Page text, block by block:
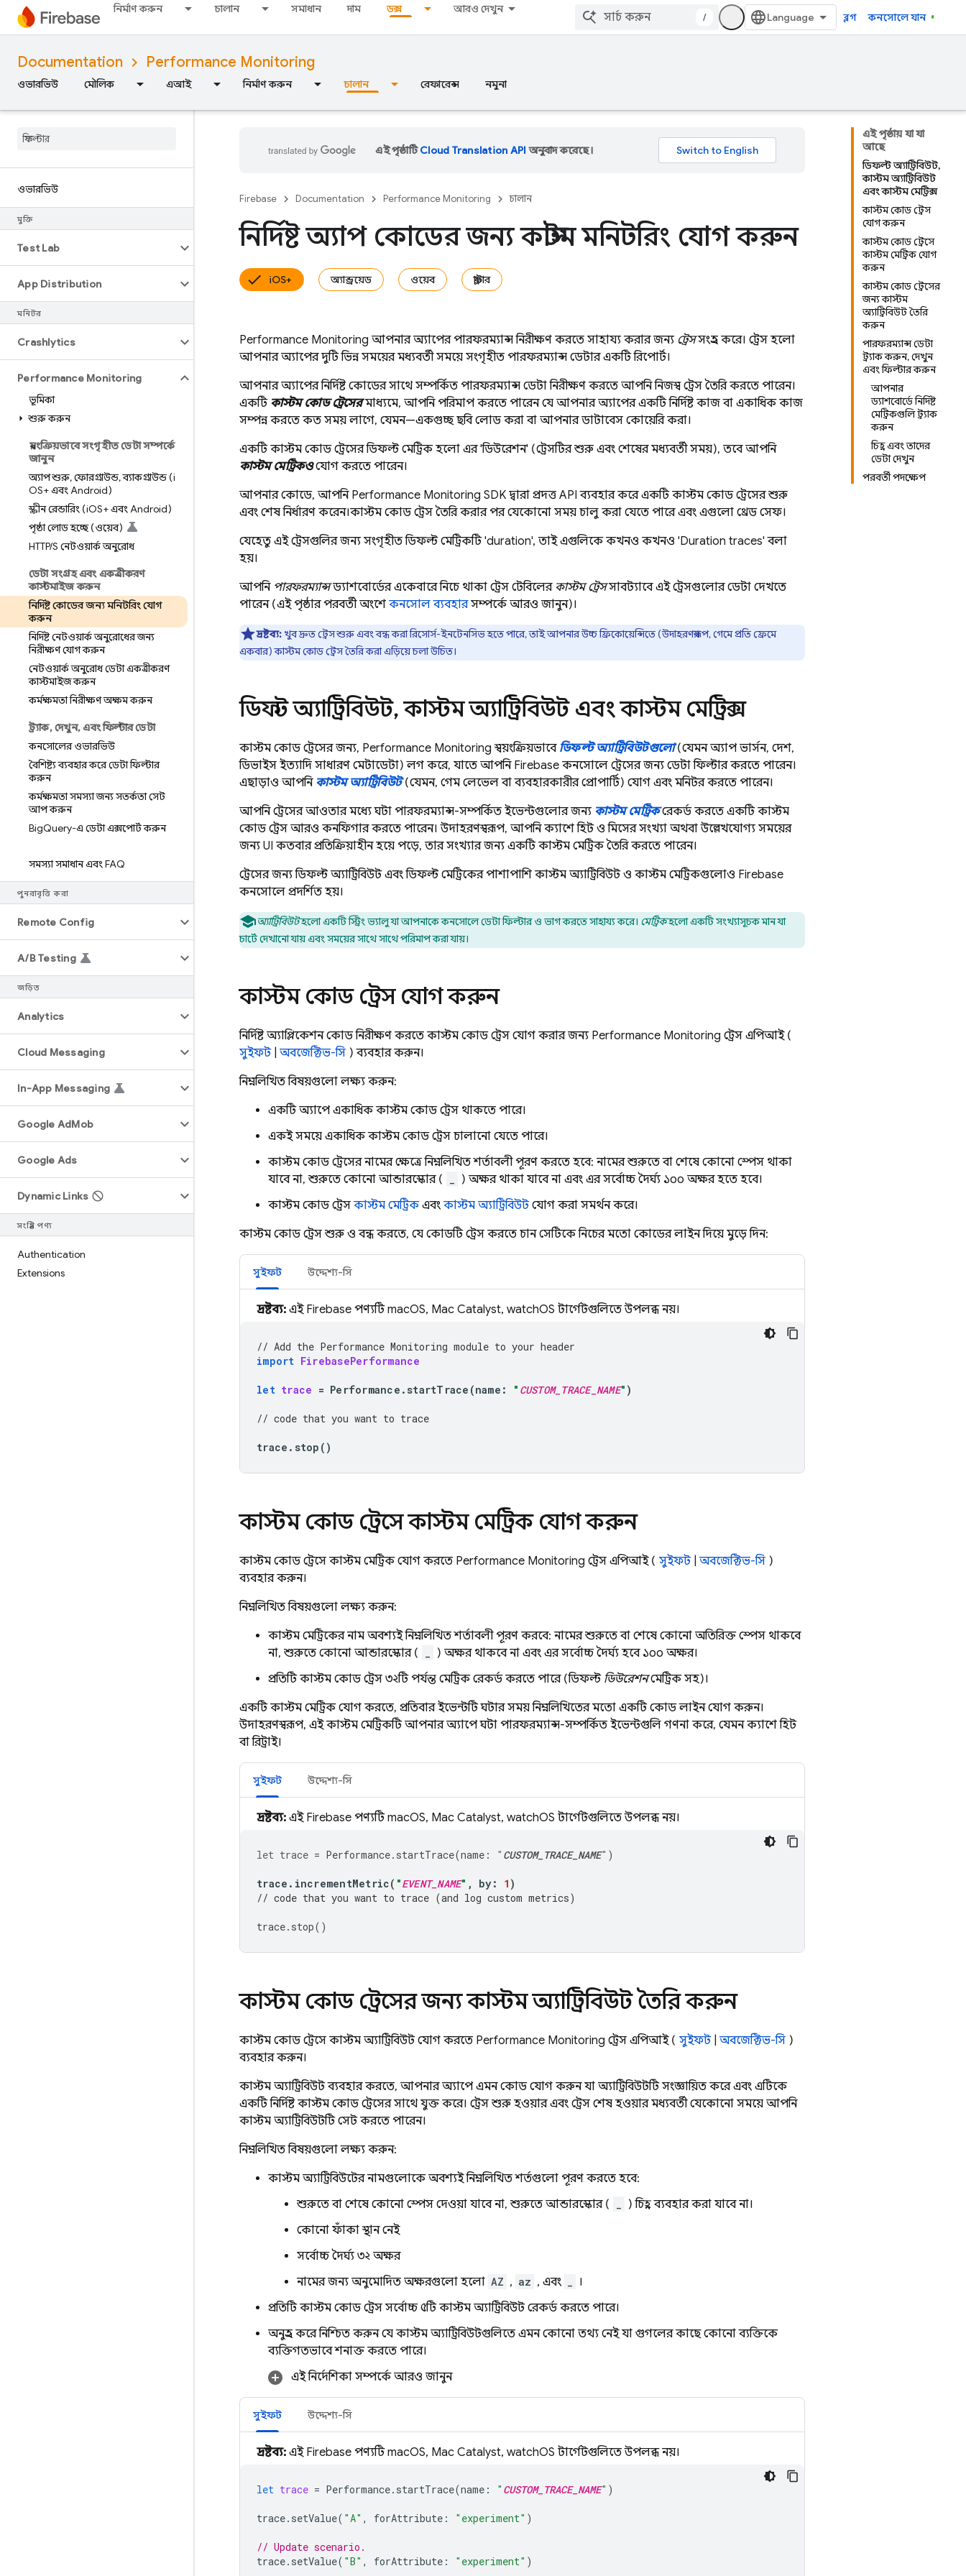
নির্মাণ করুন চালান সমাধান দাম ডক্স আরও দেখুন
/ ব্লগ কনসোলে যান
Documentation Performance Monitoring
ওভারভিউ মৌলিক এআই নির্মাণ করুন চালান রেফারেন্স নমুনা
ওভারভিউ
মুক্তি
Test Lab
App Distribution
মনিটর
Crashlytics
Performance Monitoring
ভূমিকা
শুরু করুন
স্বয়ংক্রিয়ভাবে সংগৃহীত ডেটা সম্পর্কে
জানুন
অ্যাপ শুরু,ফোরগ্রাউন্ড,ব্যাকগ্রাউন্ড (i
OS+ এবং Android)
স্ক্রীন রেন্ডারিং (iOS+ এবং Android)
পৃষ্ঠা লোড হচ্ছে (ওয়েব)
HTTP/S নেটওয়ার্ক অনুরোধ
ডেটা সংগ্রহ এবং একত্রীকরণ
কাস্টমাইজ করুন
নির্দিষ্ট কোডের জন্য মনিটরিং যোগ
করুন
নির্দিষ্ট নেটওয়ার্ক অনুরোধের জন্য
নিরীক্ষণ যোগ করুন
নেটওয়ার্ক অনুরোধ ডেটা একত্রীকরণ
কাস্টমাইজ করুন
কর্মক্ষমতা নিরীক্ষণ অক্ষম করুন
ট্র্যাক,দেখুন,এবং ফিল্টার ডেটা
কনসোলের ওভারভিউ
বৈশিষ্ট্য ব্যবহার করে ডেটা ফিল্টার
করুন
কর্মক্ষমতা সমস্যা জন্য সতর্কতা সেট
আপ করুন
BigQuery-এ ডেটা এক্সপোর্ট করুন
সমস্যা সমাধান এবং FAQ
পুনরাবৃত্তি করা
Remote Config
A/B Testing
জড়িত
Analytics
Cloud Messaging
In-App Messaging
Google AdMob
Google Ads
Dynamic Links
সংশ্লিষ্ট পণ্য
Authentication
Extensions
এই পৃষ্ঠায় যা যা
আছে
ডিফল্ট অ্যাট্রিবিউট,
কাস্টম অ্যাট্রিবিউট
এবং কাস্টম মেট্রিক্স
কাস্টম কোড ট্রেস
যোগ করুন
কাস্টম কোড ট্রেসে
কাস্টম মেট্রিক যোগ
করুন
কাস্টম কোড ট্রেসের
জন্য কাস্টম
অ্যাট্রিবিউট তৈরি
করুন
পারফরম্যান্স ডেটা
ট্র্যাক করুন, দেখুন
এবং ফিল্টার করুন
আপনার
ড্যাশবোর্ডে নির্দিষ্ট
মেট্রিকগুলি ট্র্যাক
করুন
চিহ্ন এবং তাদের
ডেটা দেখুন
পরবর্তী পদক্ষেপ
এই পৃষ্ঠাটিCloud Translation API অনুবাদ করেছে।
Firebase Documentation Performance Monitoring চালান
নির্দিষ্ট অ্যাপ কোডের জন্য কাস্টম মনিটরিং যোগ করুন
iOS+ অ্যান্ড্রয়েড ওয়েব ফ্লাটার
Performance Monitoring আপনার অ্যাপের পারফরম্যান্স নিরীক্ষণ করতে সাহায্য করার জন্য ট্রেসসংগ্রহ করে। ট্রেস হলো
আপনার অ্যাপের দুটি ভিন্ন সময়ের মধ্যবর্তী সময়ে সংগৃহীত পারফরম্যান্স ডেটার একটি রিপোর্ট।
আপনার অ্যাপের নির্দিষ্ট কোডের সাথে সম্পর্কিত পারফরম্যান্স ডেটা নিরীক্ষণ করতে আপনি নিজস্ব ট্রেস তৈরি করতে পারেন।
একটি কাস্টম কোড ট্রেসেরমাধ্যমে, আপনি পরিমাপ করতে পারেন যে আপনার অ্যাপের একটি নির্দিষ্ট কাজ বা একাধিক কাজ
সম্পন্ন করতে কত সময় লাগে, যেমন—একগুচ্ছ ছবি লোড করা বা আপনার ডাটাবেস কোয়েরি করা।
একটি কাস্টম কোড ট্রেসের ডিফল্ট মেট্রিক হলো এর 'ডিউরেশন' (ট্রেসটির শুরু এবং শেষের মধ্যবর্তী সময়), তবে আপনি
কাস্টম মেট্রিকওযোগ করতে পারেন।
আপনার কোডে, আপনি Performance Monitoring SDK দ্বারা প্রদত্ত API ব্যবহার করে একটি কাস্টম কোড ট্রেসের শুরু
এবং শেষ নির্ধারণ করেন।কাস্টম কোড ট্রেস তৈরি করার পর যেকোনো সময় চালু করা যেতে পারে এবং এগুলো থ্রেড সেফ।
যেহেতু এই ট্রেসগুলির জন্য সংগৃহীত ডিফল্ট মেট্রিকটি 'duration', তাই এগুলিকে কখনও কখনও 'Duration traces' বলা
হয়।
আপনি পারফরম্যান্সড্যাশবোর্ডের একেবারে নিচে থাকা ট্রেস টেবিলের কাস্টম ট্রেসসাবট্যাবে এই ট্রেসগুলোর ডেটা দেখতে
পারেন (এই পৃষ্ঠার পরবর্তী অংশে কনসোল ব্যবহারসম্পর্কে আরও জানুন)।
দ্রষ্টব্য: খুব দ্রুত ট্রেস শুরু এবং বন্ধ করা রিসোর্স-ইনটেনসিভ হতে পারে, তাই আপনার উচ্চ ফ্রিকোয়েন্সিতে (উদাহরণস্বরূপ, গেমে প্রতি ফ্রেমে
একবার) কাস্টম কোড ট্রেস তৈরি করা এড়িয়ে চলা উচিত।
ডিফল্ট অ্যাট্রিবিউট,কাস্টম অ্যাট্রিবিউট এবং কাস্টম মেট্রিক্স
কাস্টম কোড ট্রেসের জন্য, Performance Monitoring স্বয়ংক্রিয়ভাবে ডিফল্ট অ্যাট্রিবিউটগুলো(যেমন অ্যাপ ভার্সন, দেশ,
ডিভাইস ইত্যাদি সাধারণ মেটাডেটা) লগ করে, যাতে আপনি Firebase কনসোলে ট্রেসের জন্য ডেটা ফিল্টার করতে পারেন।
এছাড়াও আপনি কাস্টম অ্যাট্রিবিউট(যেমন, গেম লেভেল বা ব্যবহারকারীর প্রোপার্টি) যোগ এবং মনিটর করতে পারেন।
আপনি ট্রেসের আওতার মধ্যে ঘটা পারফরম্যান্স-সম্পর্কিত ইভেন্টগুলোর জন্য কাস্টম মেট্রিকরেকর্ড করতে একটি কাস্টম
কোড ট্রেস আরও কনফিগার করতে পারেন। উদাহরণস্বরূপ, আপনি ক্যাশে হিট ও মিসের সংখ্যা অথবা উল্লেখযোগ্য সময়ের
জন্য UI কতবার প্রতিক্রিয়াহীন হয়ে পড়ে, তার সংখ্যার জন্য একটি কাস্টম মেট্রিক তৈরি করতে পারেন।
ট্রেসের জন্য ডিফল্ট অ্যাট্রিবিউট এবং ডিফল্ট মেট্রিকের পাশাপাশি কাস্টম অ্যাট্রিবিউট ও কাস্টম মেট্রিকগুলোও Firebase
কনসোলে প্রদর্শিত হয়।
অ্যাট্রিবিউটহলো একটি স্ট্রিং ভ্যালু যা আপনাকে কনসোলে ডেটা ফিল্টার ও ভাগ করতে সাহায্য করে। মেট্রিকহলো একটি সংখ্যাসূচক মান যা
চার্টে দেখানো যায় এবং সময়ের সাথে সাথে পরিমাপ করা যায়।
কাস্টম কোড ট্রেস যোগ করুন
নির্দিষ্ট অ্যাপ্লিকেশন কোড নিরীক্ষণ করতে কাস্টম কোড ট্রেস যোগ করার জন্য Performance Monitoring ট্রেস এপিআই (
সুইফট| অবজেক্টিভ-সি ) ব্যবহার করুন।
নিম্নলিখিত বিষয়গুলো লক্ষ্য করুন:
একটি অ্যাপে একাধিক কাস্টম কোড ট্রেস থাকতে পারে।
একই সময়ে একাধিক কাস্টম কোড ট্রেস চালানো যেতে পারে।
কাস্টম কোড ট্রেসের নামের ক্ষেত্রে নিম্নলিখিত শর্তাবলী পূরণ করতে হবে: নামের শুরুতে বা শেষে কোনো স্পেস থাকা
যাবে না, শুরুতে কোনো আন্ডারস্কোর (
) অক্ষর থাকা যাবে না এবং এর সর্বোচ্চ দৈর্ঘ্য ১০০ অক্ষর হতে হবে।
কাস্টম কোড ট্রেস কাস্টম মেট্রিকএবং কাস্টম অ্যাট্রিবিউটযোগ করা সমর্থন করে।
কাস্টম কোড ট্রেস শুরু ও বন্ধ করতে, যে কোডটি ট্রেস করতে চান সেটিকে নিচের মতো কোডের লাইন দিয়ে মুড়ে দিন:
সুইফট উদ্দেশ্য-সি
দ্রষ্টব্য: এই Firebase পণ্যটি macOS, Mac Catalyst, watchOS টার্গেটগুলিতে উপলব্ধ নয়।
// Add the Performance Monitoring module to your header
import FirebasePerformance
let trace = Performance . startTrace (name : " CUSTOM_TRACE_NAME" )
// code that you want to trace
trace . stop ()
কাস্টম কোড ট্রেসে কাস্টম মেট্রিক যোগ করুন
কাস্টম কোড ট্রেসে কাস্টম মেট্রিক যোগ করতে Performance Monitoring ট্রেস এপিআই ( সুইফট| অবজেক্টিভ-সি )
ব্যবহার করুন।
নিম্নলিখিত বিষয়গুলো লক্ষ্য করুন:
কাস্টম মেট্রিকের নাম অবশ্যই নিম্নলিখিত শর্তাবলী পূরণ করবে: নামের শুরুতে বা শেষে কোনো অতিরিক্ত স্পেস থাকবে
না, শুরুতে কোনো আন্ডারস্কোর (
) অক্ষর থাকবে না এবং এর সর্বোচ্চ দৈর্ঘ্য হবে ১০০ অক্ষর।
প্রতিটি কাস্টম কোড ট্রেস ৩২টি পর্যন্ত মেট্রিক রেকর্ড করতে পারে (ডিফল্ট ডিউরেশনমেট্রিক সহ)।
একটি কাস্টম মেট্রিক যোগ করতে, প্রতিবার ইভেন্টটি ঘটার সময় নিম্নলিখিতের মতো একটি কোড লাইন যোগ করুন।
উদাহরণস্বরূপ, এই কাস্টম মেট্রিকটি আপনার অ্যাপে ঘটা পারফরম্যান্স-সম্পর্কিত ইভেন্টগুলি গণনা করে, যেমন ক্যাশে হিট
বা রিট্রাই।
সুইফট উদ্দেশ্য-সি
দ্রষ্টব্য: এই Firebase পণ্যটি macOS, Mac Catalyst, watchOS টার্গেটগুলিতে উপলব্ধ নয়।
let trace = Performance. startTrace(name : " CUSTOM_TRACE_NAME" )
trace . incrementMetric( "EVENT_NAME" , by: 1 )
// code that you want to trace (and log custom metrics)
trace. stop()
কাস্টম কোড ট্রেসের জন্য কাস্টম অ্যাট্রিবিউট তৈরি করুন
কাস্টম কোড ট্রেসে কাস্টম অ্যাট্রিবিউট যোগ করতে Performance Monitoring ট্রেস এপিআই ( সুইফট| অবজেক্টিভ-সি )
ব্যবহার করুন।
কাস্টম অ্যাট্রিবিউট ব্যবহার করতে, আপনার অ্যাপে এমন কোড যোগ করুন যা অ্যাট্রিবিউটটি সংজ্ঞায়িত করে এবং এটিকে
একটি নির্দিষ্ট কাস্টম কোড ট্রেসের সাথে যুক্ত করে। ট্রেস শুরু হওয়ার এবং ট্রেস শেষ হওয়ার মধ্যবর্তী যেকোনো সময়ে আপনি
কাস্টম অ্যাট্রিবিউটটি সেট করতে পারেন।
নিম্নলিখিত বিষয়গুলো লক্ষ্য করুন:
কাস্টম অ্যাট্রিবিউটের নামগুলোকে অবশ্যই নিম্নলিখিত শর্তগুলো পূরণ করতে হবে:
শুরুতে বা শেষে কোনো স্পেস দেওয়া যাবে না, শুরুতে আন্ডারস্কোর (
) চিহ্ন ব্যবহার করা যাবে না।
কোনো ফাঁকা স্থান নেই
সর্বোচ্চ দৈর্ঘ্য ৩২ অক্ষর
নামের জন্য অনুমোদিত অক্ষরগুলো হলো AZ , az , এবং
।
প্রতিটি কাস্টম কোড ট্রেস সর্বোচ্চ ৫টি কাস্টম অ্যাট্রিবিউট রেকর্ড করতে পারে।
অনুগ্রহ করে নিশ্চিত করুন যে কাস্টম অ্যাট্রিবিউটগুলিতে এমন কোনো তথ্য নেই যা গুগলের কাছে কোনো ব্যক্তিকে
ব্যক্তিগতভাবে শনাক্ত করতে পারে।
এই নির্দেশিকা সম্পর্কে আরও জানুন
সুইফট উদ্দেশ্য-সি
দ্রষ্টব্য: এই Firebase পণ্যটি macOS, Mac Catalyst, watchOS টার্গেটগুলিতে উপলব্ধ নয়।
let trace = Performance. startTrace(name : " CUSTOM_TRACE_NAME" )
trace. setValue( "A" , forAttribute : "experiment" )
// Update scenario.
trace. setValue( "B" , forAttribute : "experiment" )